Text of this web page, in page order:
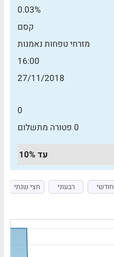
0.03%
קסם
מזרחי טפחות נאמנות
16:00
27/11/2018
0
0 פטורה מתשלום
עד 10%
חודשי רבעוני חצי שנתי